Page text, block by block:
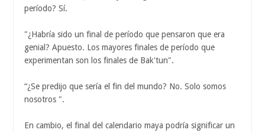
período? Sí.
"¿Habría sido un final de período que pensaron que era
genial? Apuesto. Los mayores finales de período que
experimentan son los finales de Bak'tun".
“¿Se predijo que sería el fin del mundo? No. Solo somos
nosotros ".
En cambio, el final del calendario maya podría significar un